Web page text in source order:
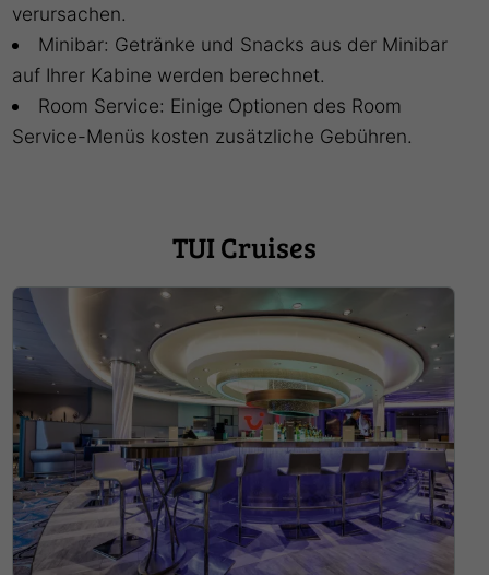
verursachen.
Minibar: Getränke und Snacks aus der Minibar
auf Ihrer Kabine werden berechnet.
Room Service: Einige Optionen des Room
Service-Menüs kosten zusätzliche Gebühren.
TUI Cruises